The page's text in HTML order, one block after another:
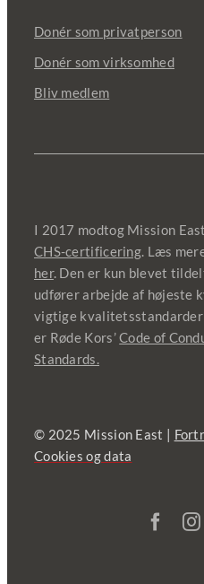
Donér som privatperson
Donér som virksomhed
Bliv medlem
I 2017 modtog Mission
CHS-certificering. Læs
her. Den er kun blevet
udfører arbejde af højeste
vigtige
er Røde Kors’Code of
Standards.
© 2025 Mission East |
Cookies og data